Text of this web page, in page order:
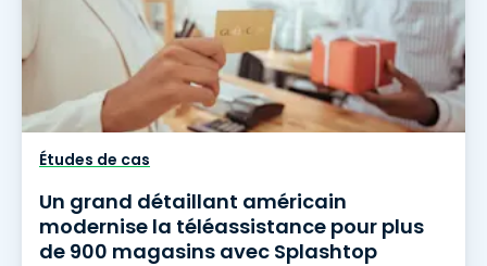
Études de cas
Un grand détaillant américain
modernise la téléassistance pour plus
de 900 magasins avec Splashtop